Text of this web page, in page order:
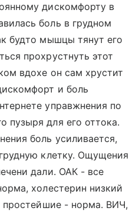
дискомфорту в
боль в грудном
будто мышцы тянут его
прохрустнуть этот
вдохе он сам хрустит
и боль
управжнения по
пузыря для его оттока.
боль усиливается,
клетку. Ощущения
дали. ОАК - все
холестерин низкий
простейшие - норма. ВИЧ,